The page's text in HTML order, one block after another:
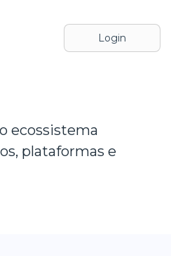
Login
ecossistema
plataformas e